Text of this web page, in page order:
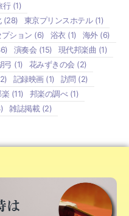
行(1)
(28) 東京プリンスホテル(1)
ション (6) 浴衣 (1) 海外(6)
演奏会 (15) 現代邦楽曲 (1)
弓 (1) 花みずきの会 (2)
記録映画(1) 訪問 (2)
(11) 邦楽の調べ(1)
雑誌掲載(2)